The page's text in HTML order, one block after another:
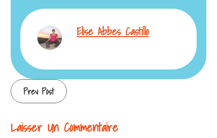
Elise Abbes Castillo
Continue
Reading
Prev Post
Laisser Un Commentaire